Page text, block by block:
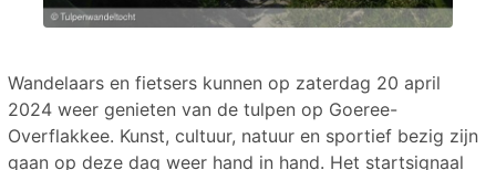
Wandelaars en fietsers kunnen op zaterdag 20 april
2024 weer genieten van de tulpen op Goeree-
Overflakkee. Kunst, cultuur, natuur en sportief bezig zijn
gaan op deze dag weer hand in hand. Het startsignaal